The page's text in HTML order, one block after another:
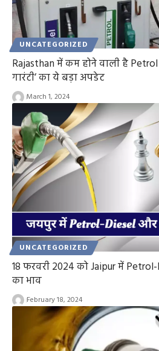
UNCATEGORIZED
Rajasthan में कम होने वाली है Petrol
गारंटी’ का ये बड़ा अपडेट
March 1, 2024
UNCATEGORIZED
18 फरवरी 2024 को Jaipur में
का भाव
February 18, 2024